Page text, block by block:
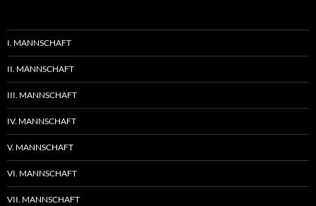
I. MANNSCHAFT
II. MANNSCHAFT
III. MANNSCHAFT
IV. MANNSCHAFT
V. MANNSCHAFT
VI. MANNSCHAFT
VII. MANNSCHAFT